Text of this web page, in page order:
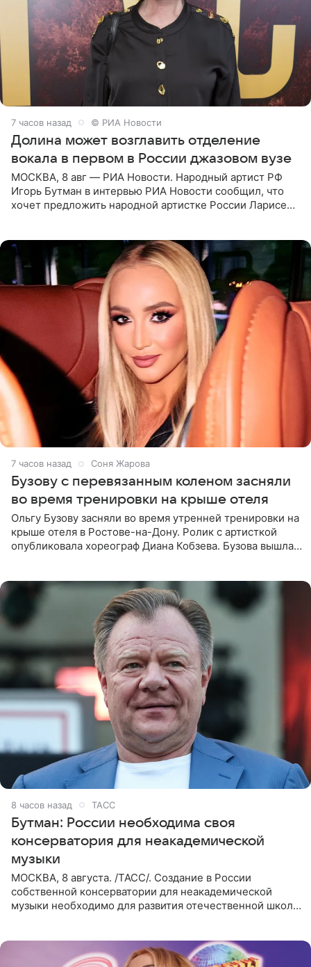
7 часов назад © РИА Новости
Долина может возглавить отделение
вокала в первом в России джазовом вузе
МОСКВА, 8 авг — РИА Новости. Народный артист РФ
Игорь Бутман в интервью РИА Новости сообщил, что
хочет предложить народной артистке России Ларисе
7 часов назад Соня Жарова
Бузову с перевязанным коленом засняли
во время тренировки на крыше отеля
Ольгу Бузову засняли во время утренней тренировки на
крыше отеля в Ростове-на-Дону. Ролик с артисткой
опубликовала хореограф Диана Кобзева. Бузова вышла
8 часов назад ТАСС
Бутман: России необходима своя
консерватория для неакадемической
музыки
МОСКВА, 8 августа. /ТАСС/. Создание в России
собственной консерватории для неакадемической
музыки необходимо для развития отечественной школы